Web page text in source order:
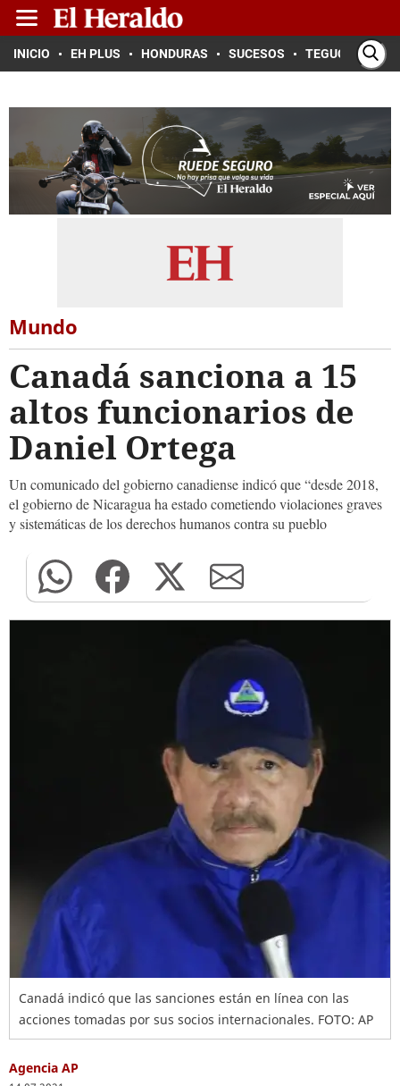
INICIO EH PLUS HONDURAS SUCESOS TEGUCIGALPA
Mundo
Canadá sanciona a 15
altos funcionarios de
Daniel Ortega
Un comunicado del gobierno canadiense indicó que “desde 2018,
el gobierno de Nicaragua ha estado cometiendo violaciones graves
y sistemáticas de los derechos humanos contra su pueblo
Canadá indicó que las sanciones están en línea con las
acciones tomadas por sus socios internacionales. FOTO: AP
Agencia AP